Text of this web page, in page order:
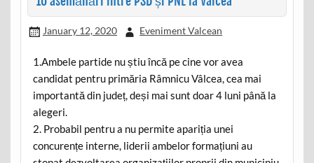
January 12, 2020 Eveniment Valcean
1.Ambele partide nu știu încă pe cine vor avea
candidat pentru primăria Râmnicu Vâlcea, cea mai
importantă din județ, deși mai sunt doar 4 luni până la
alegeri.
2. Probabil pentru a nu permite apariția unei
concurențe interne, liderii ambelor formațiuni au